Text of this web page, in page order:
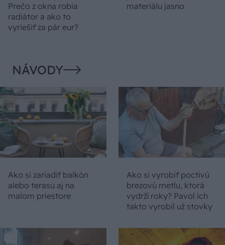
Prečo z okna robia
radiátor a ako to
vyriešiť za pár eur?
materiálu jasno
NÁVODY
Ako si zariadiť balkón
alebo terasu aj na
malom priestore
Ako si vyrobiť poctivú
brezovú metlu, ktorá
vydrží roky? Pavol ich
takto vyrobil už stovky